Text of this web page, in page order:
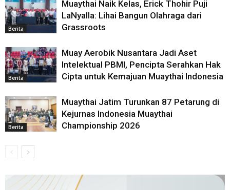
Berita
Muaythai Naik Kelas, Erick Thohir Puji
LaNyalla: Lihai Bangun Olahraga dari
Grassroots
Berita
Muay Aerobik Nusantara Jadi Aset
Intelektual PBMI, Pencipta Serahkan Hak
Cipta untuk Kemajuan Muaythai Indonesia
Berita
Muaythai Jatim Turunkan 87 Petarung di
Kejurnas Indonesia Muaythai
Championship 2026